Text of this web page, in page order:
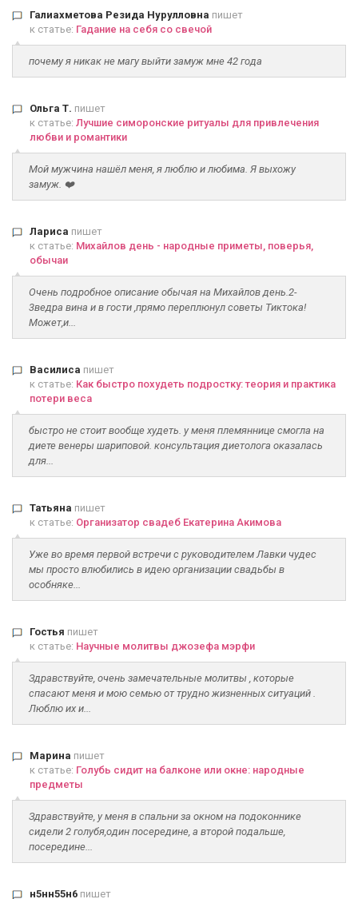
Галиахметова Резида Нурулловна пишет
к статье: Гадание на себя со свечой
почему я никак не магу выйти замуж мне 42 года
Ольга Т. пишет
к статье: Лучшие симоронские ритуалы для привлечения
любви и романтики
Мой мужчина нашёл меня, я люблю и любима. Я выхожу
замуж. ❤️
Лариса пишет
к статье: Михайлов день - народные приметы, поверья,
обычаи
Очень подробное описание обычая на Михайлов день.2-
3ведра вина и в гости ,прямо переплюнул советы Тиктока!
Может,и...
Василиса пишет
к статье: Как быстро похудеть подростку: теория и практика
потери веса
быстро не стоит вообще худеть. у меня племяннице смогла на
диете венеры шариповой. консультация диетолога оказалась
для...
Татьяна пишет
к статье: Организатор свадеб Екатерина Акимова
Уже во время первой встречи с руководителем Лавки чудес
мы просто влюбились в идею организации свадьбы в
особняке...
Гостья пишет
к статье: Научные молитвы джозефа мэрфи
Здравствуйте, очень замечательные молитвы , которые
спасают меня и мою семью от трудно жизненных ситуаций .
Люблю их и...
Марина пишет
к статье: Голубь сидит на балконе или окне: народные
предметы
Здравствуйте, у меня в спальни за окном на подоконнике
сидели 2 голубя,один посередине, а второй подальше,
посередине...
н5нн55н6 пишет